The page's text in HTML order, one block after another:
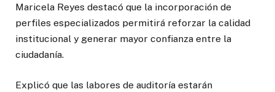
Maricela Reyes destacó que la incorporación de
perfiles especializados permitirá reforzar la calidad
institucional y generar mayor confianza entre la
ciudadanía.
Explicó que las labores de auditoría estarán